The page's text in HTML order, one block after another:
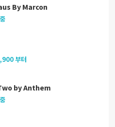
By Marcon
부터
by Anthem